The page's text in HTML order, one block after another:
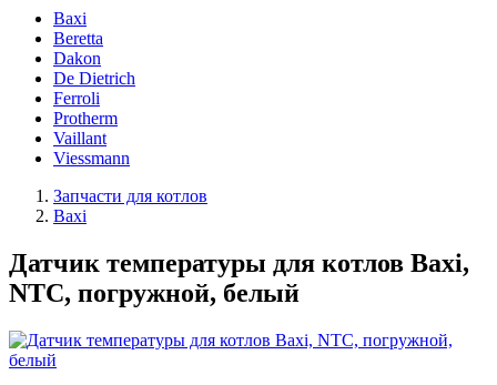
Baxi
Beretta
Dakon
De Dietrich
Ferroli
Protherm
Vaillant
Viessmann
Запчасти для котлов
Baxi
Датчик температуры для котлов Baxi,
NTC, погружной, белый